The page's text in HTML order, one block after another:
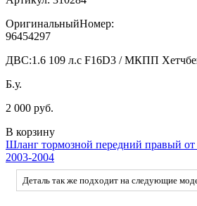
ОригинальныйНомер:
96454297
ДВС:1.6 109 л.с F16D3 / МКПП
Б.у.
2 000 руб.
В корзину
Шланг тормозной передний правый от
2003-2004
Деталь так же подходит на следующие